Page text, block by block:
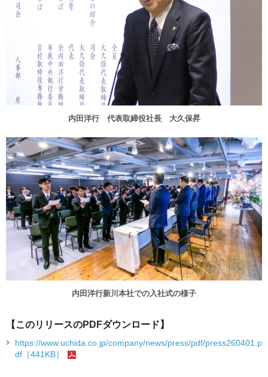
内田洋行 代表取締役社長 大久保昇
内田洋行新川本社での入社式の様子
【このリリースのPDFダウンロード】
https://www.uchida.co.jp/company/news/press/pdf/press260401.p
df［441KB］